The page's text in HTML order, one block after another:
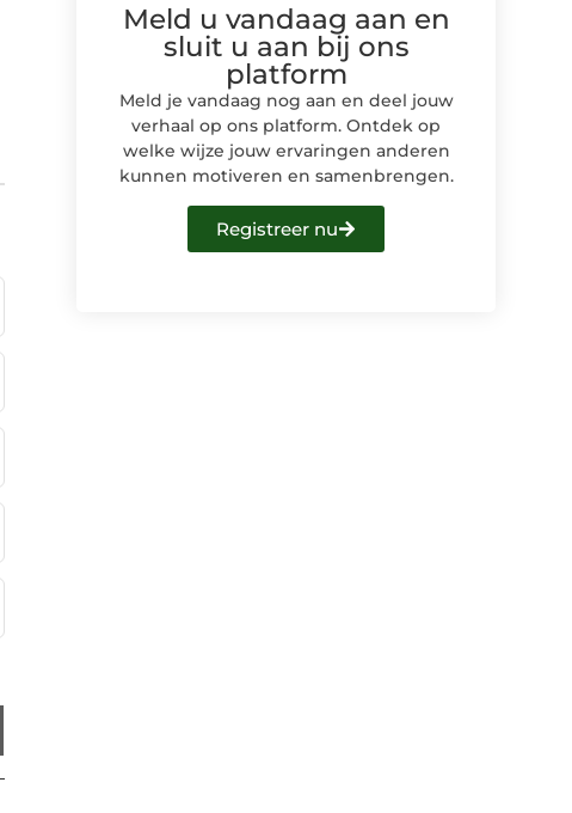
Meld u vandaag aan en
sluit u aan bij ons
platform
Meld je vandaag nog aan en deel jouw
verhaal op ons platform. Ontdek op
welke wijze jouw ervaringen anderen
kunnen motiveren en samenbrengen.
Registreer nu